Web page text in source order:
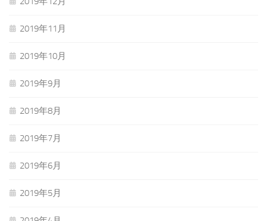
2019年11月
2019年10月
2019年9月
2019年8月
2019年7月
2019年6月
2019年5月